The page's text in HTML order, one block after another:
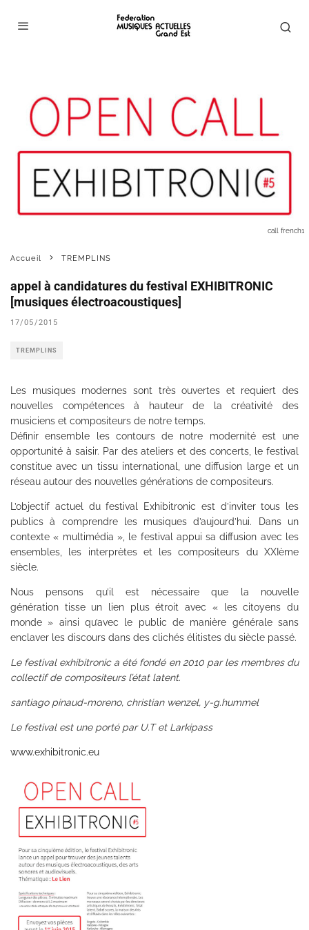
call french1
Accueil TREMPLINS
appel à candidatures du festival EXHIBITRONIC
[musiques électroacoustiques]
17/05/2015
TREMPLINS
Les musiques modernes sont très ouvertes et requiert des
nouvelles compétences à hauteur de la créativité des
musiciens et compositeurs de notre temps.
Définir ensemble les contours de notre modernité est une
opportunité à saisir. Par des ateliers et des concerts, le festival
constitue avec un tissu international, une diffusion large et un
réseau autour des nouvelles générations de compositeurs.
L’objectif actuel du festival Exhibitronic est d’inviter tous les
publics à comprendre les musiques d’aujourd’hui. Dans un
contexte « multimédia », le festival appui sa diffusion avec les
ensembles, les interprètes et les compositeurs du XXIème
siècle.
Nous pensons qu’il est nécessaire que la nouvelle
génération tisse un lien plus étroit avec « les citoyens du
monde » ainsi qu’avec le public de manière générale sans
enclaver les discours dans des clichés élitistes du siècle passé.
Le festival exhibitronic a été fondé en 2010 par les membres du
collectif de compositeurs l’état latent.
santiago pinaud-moreno, christian wenzel, y-g.hummel
Le festival est une porté par U.T et Larkipass
www.exhibitronic.eu